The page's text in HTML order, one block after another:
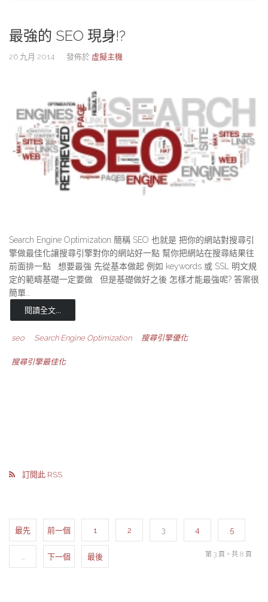
最強的 SEO 現身!?
26 九月 2014 發佈於 虛擬主機
Search Engine Optimization 簡稱 SEO 也就是 把你的網站對搜尋引
擎做最佳化讓搜尋引擎對你的網站好一點 幫你把網站在搜尋結果往
前面排一點 想要最強 先從基本做起 例如 keywords 或 SSL 明文規
定的範疇基礎一定要做 但是基礎做好之後 怎樣才能最強呢? 答案很
簡單…
閱讀全文...
seo Search Engine Optimization 搜尋引擎優化
搜尋引擎最佳化
訂閱此 RSS
最先 前一個 1 2 3 4 5
… 下一個 最後 第 3 頁，共 8 頁